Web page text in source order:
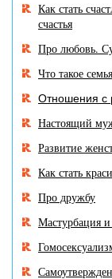
Как стать
счастья
Про любовь.
Что такое
Отношения с
Настоящий
Развитие
Как стать
Про дружбу
Мастурбация